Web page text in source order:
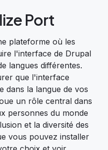
Port
plateforme où les
l'interface de Drupal
langues différentes.
que l'interface
dans la langue de vos
un rôle central dans
personnes du monde
et la diversité des
vous pouvez installer